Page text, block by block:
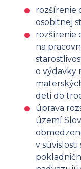
rozšírenie
osobitnej
rozšírenie
na
o výdavky
deti do
úprava
území
v súvislosti